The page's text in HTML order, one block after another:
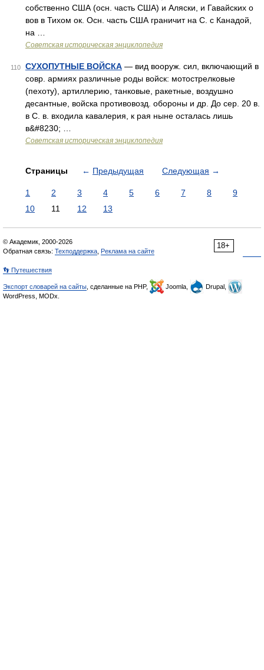
собственно США (осн. часть США) и Аляски, и Гавайских о
вов в Тихом ок. Осн. часть США граничит на С. с Канадой,
на …
Советская историческая энциклопедия
110 СУХОПУТНЫЕ ВОЙСКА — вид вооруж. сил, включающий в
совр. армиях различные роды войск: мотострелковые
(пехоту), артиллерию, танковые, ракетные, воздушно
десантные, войска противовозд. обороны и др. До сер. 20 в.
в С. в. входила кавалерия, к рая ныне осталась лишь
в&#8230; …
Советская историческая энциклопедия
Страницы ← Предыдущая Следующая →
1 2 3 4 5 6 7 8
9
10
11 12 13
18+
© Академик, 2000-2026
Обратная связь: Техподдержка Реклама на сайте
👣 Путешествия
Экспорт словарей на сайты , сделанные на PHP, Joomla,
Drupal,
WordPress, MODx.